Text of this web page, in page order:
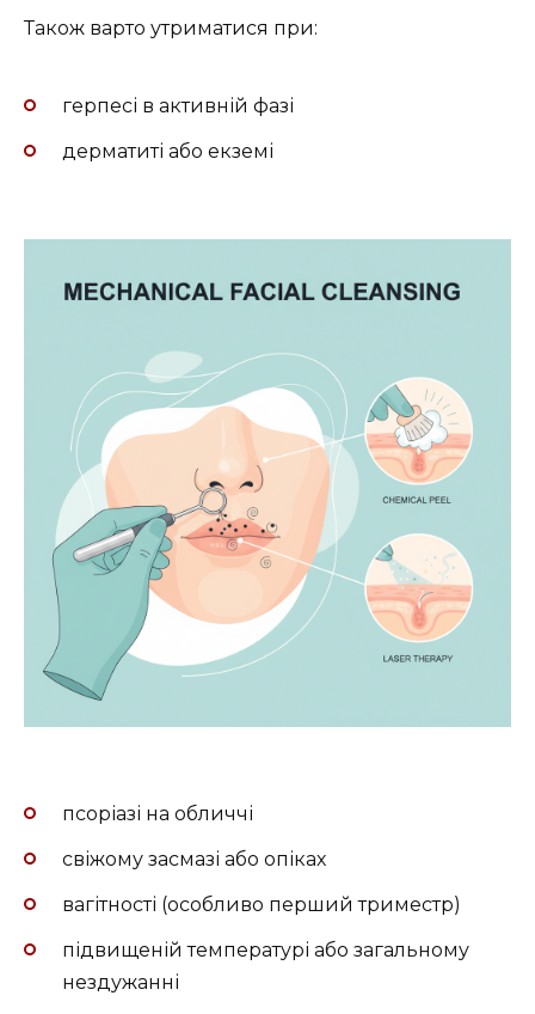
Також варто утриматися при:
герпесі в активній фазі
дерматиті або екземі
псоріазі на обличчі
свіжому засмазі або опіках
вагітності (особливо перший триместр)
підвищеній температурі або загальному
нездужанні